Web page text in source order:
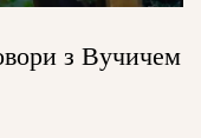
з Вучичем